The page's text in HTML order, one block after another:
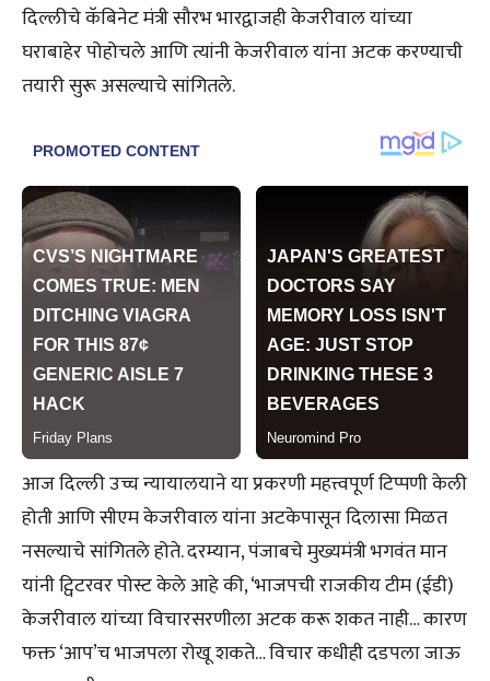
दिल्लीचे कॅबिनेट मंत्री सौरभ भारद्वाजही केजरीवाल यांच्या
घराबाहेर पोहोचले आणि त्यांनी केजरीवाल यांना अटक करण्याची
तयारी सुरू असल्याचे सांगितले.
आज दिल्ली उच्च न्यायालयाने या प्रकरणी महत्त्वपूर्ण टिप्पणी केली
होती आणि सीएम केजरीवाल यांना अटकेपासून दिलासा मिळत
नसल्याचे सांगितले होते. दरम्यान, पंजाबचे मुख्यमंत्री भगवंत मान
यांनी ट्विटरवर पोस्ट केले आहे की, ‘भाजपची राजकीय टीम (ईडी)
केजरीवाल यांच्या विचारसरणीला अटक करू शकत नाही… कारण
फक्त ‘आप’च भाजपला रोखू शकते… विचार कधीही दडपला जाऊ